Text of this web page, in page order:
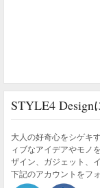
STYLE4 Design
大人の好奇心をシゲキ
ィブなアイデアやモノ
ザイン、ガジェット、
下記のアカウントをフ